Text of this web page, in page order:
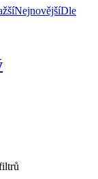
NejnovějšíDle